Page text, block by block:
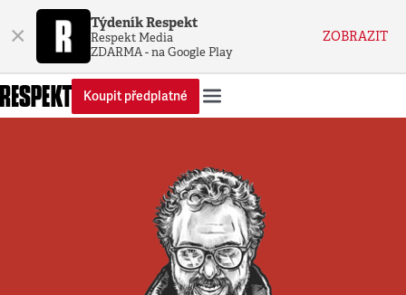
× Týdeník Respekt
Respekt Media
ZDARMA - na Google Play
ZOBRAZIT
Koupit předplatné